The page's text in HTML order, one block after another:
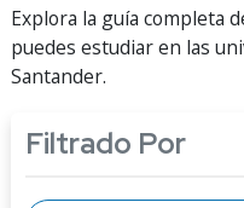
Explora la guía completa
puedes estudiar en las
Santander.
Filtrado Por